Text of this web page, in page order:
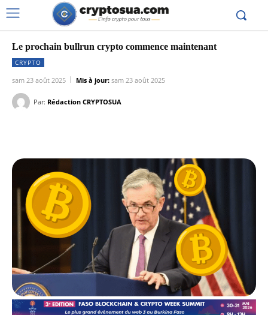
Le prochain bullrun crypto commence maintenant
CRYPTO
sam 23 août 2025 Mis à jour: sam 23 août 2025
Par: Rédaction CRYPTOSUA